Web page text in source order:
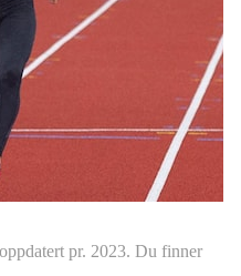
pr. 2023. Du finner